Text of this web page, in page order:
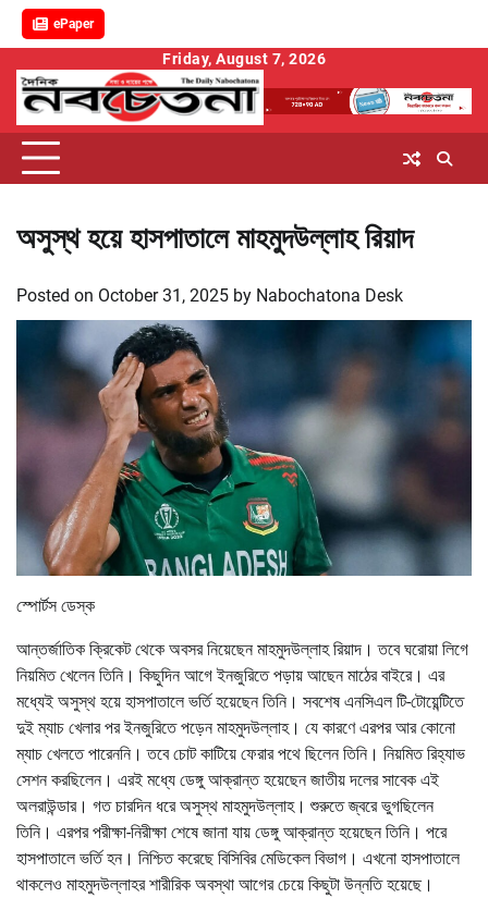
ePaper
content
Friday, August 7, 2026
অসুস্থ হয়ে হাসপাতালে মাহমুদউল্লাহ রিয়াদ
Posted on October 31, 2025 by Nabochatona Desk
স্পোর্টস ডেস্ক
আন্তর্জাতিক ক্রিকেট থেকে অবসর নিয়েছেন মাহমুদউল্লাহ রিয়াদ। তবে ঘরোয়া লিগে
নিয়মিত খেলেন তিনি। কিছুদিন আগে ইনজুরিতে পড়ায় আছেন মাঠের বাইরে। এর
মধ্যেই অসুস্থ হয়ে হাসপাতালে ভর্তি হয়েছেন তিনি। সবশেষ এনসিএল টি-টোয়েন্টিতে
দুই ম্যাচ খেলার পর ইনজুরিতে পড়েন মাহমুদউল্লাহ। যে কারণে এরপর আর কোনো
ম্যাচ খেলতে পারেননি। তবে চোট কাটিয়ে ফেরার পথে ছিলেন তিনি। নিয়মিত রিহ্যাভ
সেশন করছিলেন। এরই মধ্যে ডেঙ্গু আক্রান্ত হয়েছেন জাতীয় দলের সাবেক এই
অলরাউন্ডার। গত চারদিন ধরে অসুস্থ মাহমুদউল্লাহ। শুরুতে জ্বরে ভুগছিলেন
তিনি। এরপর পরীক্ষা-নিরীক্ষা শেষে জানা যায় ডেঙ্গু আক্রান্ত হয়েছেন তিনি। পরে
হাসপাতালে ভর্তি হন। নিশ্চিত করেছে বিসিবির মেডিকেল বিভাগ। এখনো হাসপাতালে
থাকলেও মাহমুদউল্লাহর শারীরিক অবস্থা আগের চেয়ে কিছুটা উন্নতি হয়েছে।